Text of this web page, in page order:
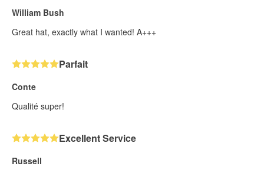
William Bush
Great hat, exactly what I wanted! A+++
Parfait
Conte
Qualité super!
Excellent Service
Russell